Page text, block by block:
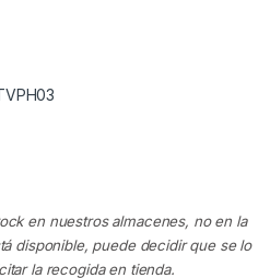
en nuestros almacenes, no en la
disponible, puede decidir que se lo
la recogida en tienda.